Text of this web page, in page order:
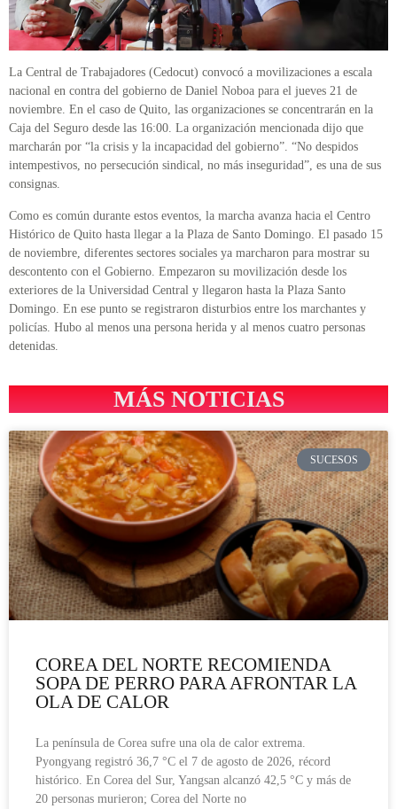
La Central de Trabajadores (Cedocut) convocó a movilizaciones a escala
nacional en contra del gobierno de Daniel Noboa para el jueves 21 de
noviembre. En el caso de Quito, las organizaciones se concentrarán en la
Caja del Seguro desde las 16:00. La organización mencionada dijo que
marcharán por “la crisis y la incapacidad del gobierno”. “No despidos
intempestivos, no persecución sindical, no más inseguridad”, es una de sus
consignas.
Como es común durante estos eventos, la marcha avanza hacia el Centro
Histórico de Quito hasta llegar a la Plaza de Santo Domingo. El pasado 15
de noviembre, diferentes sectores sociales ya marcharon para mostrar su
descontento con el Gobierno. Empezaron su movilización desde los
exteriores de la Universidad Central y llegaron hasta la Plaza Santo
Domingo. En ese punto se registraron disturbios entre los marchantes y
policías. Hubo al menos una persona herida y al menos cuatro personas
detenidas.
MÁS NOTICIAS
SUCESOS
COREA DEL NORTE RECOMIENDA
SOPA DE PERRO PARA AFRONTAR LA
OLA DE CALOR
La península de Corea sufre una ola de calor extrema.
Pyongyang registró 36,7 °C el 7 de agosto de 2026, récord
histórico. En Corea del Sur, Yangsan alcanzó 42,5 °C y más de
20 personas murieron; Corea del Norte no